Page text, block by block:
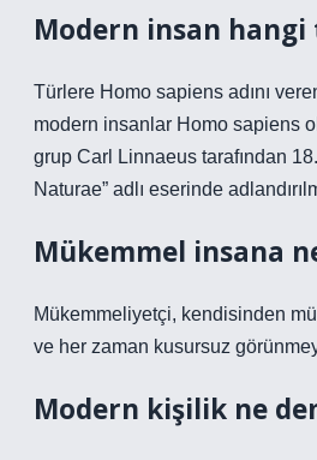
Modern insan hangi
Türlere Homo sapiens adını
modern insanlar Homo sapiens
grup Carl Linnaeus tarafından
Naturae” adlı eserinde
Mükemmel insana
Mükemmeliyetçi, kendisinden
ve her zaman kusursuz
Modern kişilik ne